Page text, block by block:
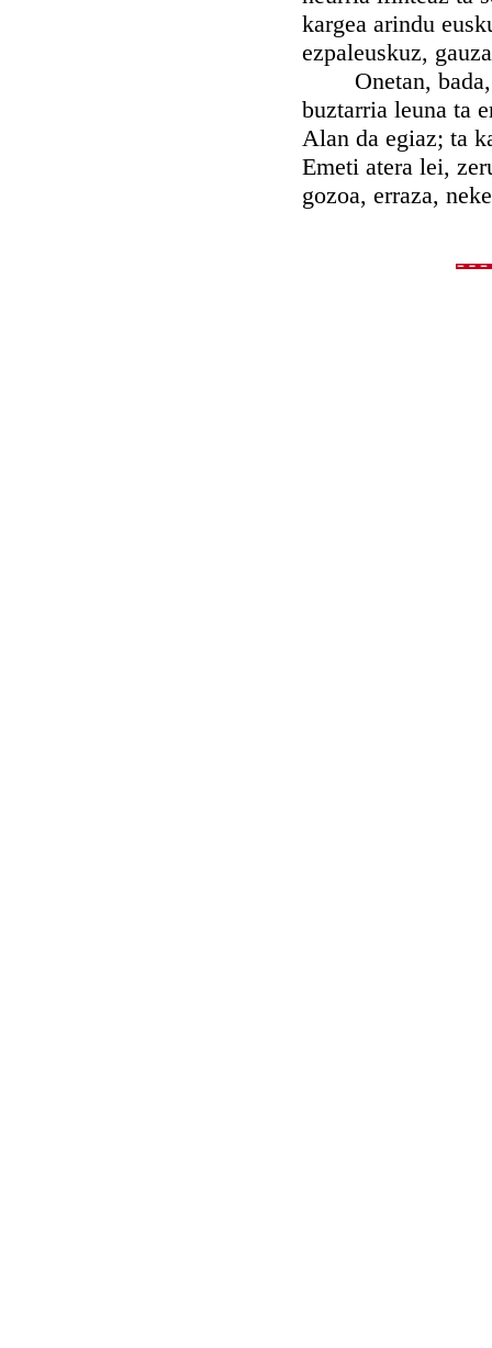
kargea arindu
ezpaleuskuz,
Onetan, bada,
buztarria leuna ta
Alan da egiaz; ta
Emeti atera lei,
gozoa, erraza,